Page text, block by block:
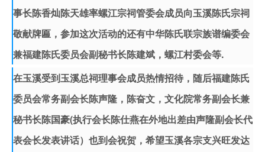
事长陈香灿陈天雄率螺江宗祠管委会成员向玉溪陈氏宗祠
敬献牌匾，参加这次活动的还有中华陈氏联宗族谱编委会
兼福建陈氏委员会副秘书长陈建斌，螺江村委会等.
在玉溪受到玉溪总祠理事会成员热情招待，随后福建陈氏
委员会常务副会长陈声隆，陈奋文，文化院常务副会长兼
秘书长陈国豪(执行会长陈仕燕在外地出差由声隆副会长代
表会长发表讲话）也到会祝贺，希望玉溪各宗支兴旺发达